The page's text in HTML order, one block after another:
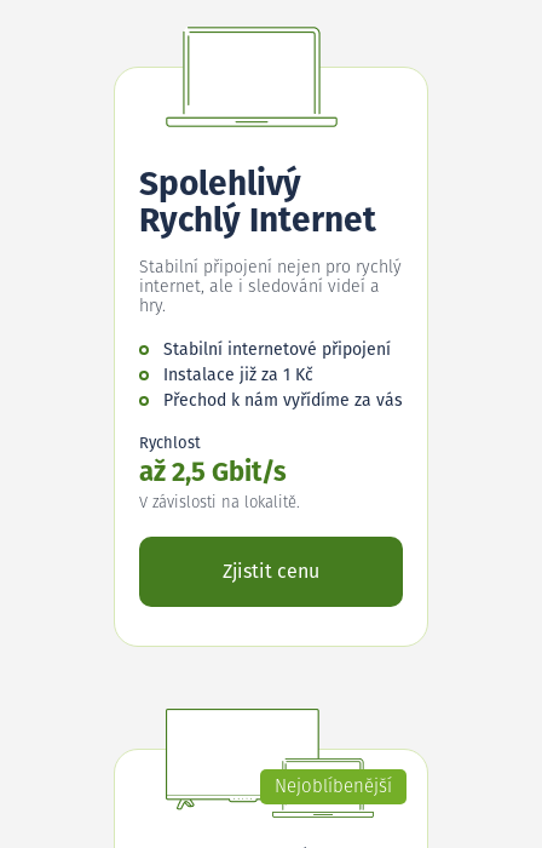
Spolehlivý
Rychlý Internet
Stabilní připojení nejen pro rychlý
internet, ale i sledování videí a
hry.
Stabilní internetové připojení
Instalace již za 1 Kč
Přechod k nám vyřídíme za vás
Rychlost
až 2,5 Gbit/s
V závislosti na lokalitě.
Zjistit cenu
Nejoblíbenější